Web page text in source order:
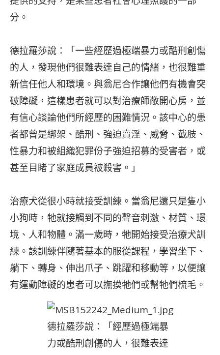
分。
德拉羅莎說：「一些經歷過極端暴力或酷刑創傷
的人，發現他們很難表達自己的情緒，也很難重
新信任他人和環境。與翁尼合作讓他們有機會突
破障礙，這樣患者就可以對治療師敞開心房，並
有信心談論他們所經歷的困難情況。該中心的患
者都曾是綁架、酷刑、強迫賣淫、威脅、截肢、
性暴力和被組織犯罪份子強迫招募的受害者，或
甚至目睹了家庭成員被殺害。」
治療犬從很小時就接受訓練。當翁尼還只是隻小
小狗時，牠就接觸到不同的聲音刺激、材質、環
境、人和物體。滿一歲時，牠開始接受治療犬訓
練。該訓練伴隨著基本的服從課程，學習坐下、
躺下、轉身、伸出爪子、跳躍和移動等，以便讓
有運動障礙的患者可以撫摸牠們或幫牠們梳毛。
德拉羅莎說：「經歷過極端暴
力或酷刑創傷的人，很難表達